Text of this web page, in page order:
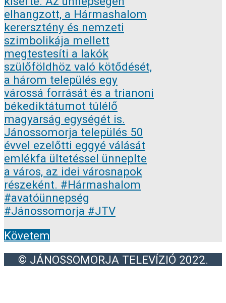
Követem
© JÁNOSSOMORJA TELEVÍZIÓ 2022.